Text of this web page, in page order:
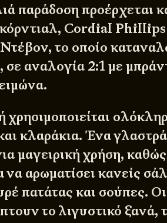
παράδοση προέρχεται
Cordial
το οποίο
αναλογία 2:1 με
χρησιμοποιείται
κλαράκια. Ένα
μαγειρική χρήση, καθώς
να αρωματίσει κανείς
πατάτας και σούπες.
το λιγυστικό ξανά,